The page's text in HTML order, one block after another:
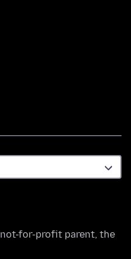
not-for-profit parent, the